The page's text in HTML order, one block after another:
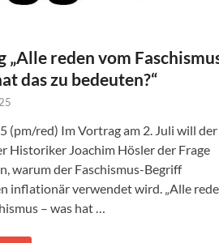
„Alle reden vom
das zu bedeuten?“
(pm/red) Im Vortrag am 2. Juli will der
Historiker Joachim Hösler der Frage
warum der Faschismus-Begriff
inflationär verwendet wird. „Alle
– was hat …